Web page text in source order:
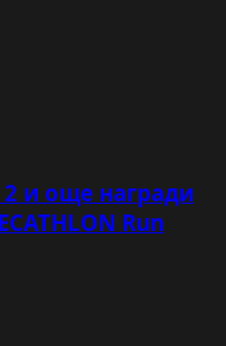
2 и още награди
Run